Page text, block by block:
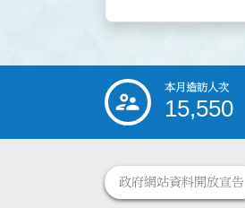
::: 本月造訪人次
15,550
政府網站資料開放宣告